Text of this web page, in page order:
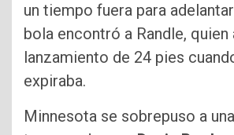
un tiempo fuera para
bola encontró a Randle, quien
lanzamiento de 24 pies
expiraba.
Minnesota se sobrepuso a